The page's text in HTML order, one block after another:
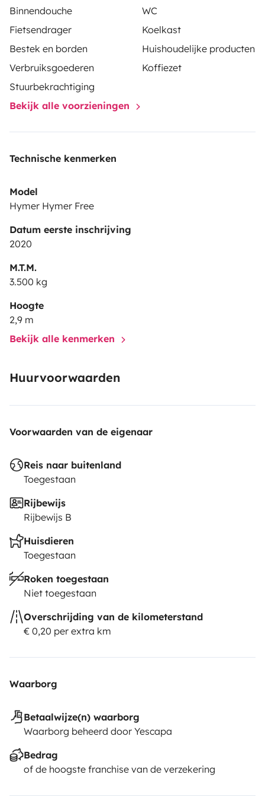
Binnendouche
WC
Fietsendrager
Koelkast
Bestek en borden
Huishoudelijke producten
Verbruiksgoederen
Koffiezet
Stuurbekrachtiging
Bekijk alle voorzieningen
Technische kenmerken
Model
Hymer Hymer Free
Datum eerste inschrijving
2020
M.T.M.
3.500 kg
Hoogte
2,9 m
Bekijk alle kenmerken
Huurvoorwaarden
Voorwaarden van de eigenaar
Reis naar buitenland
Toegestaan
Rijbewijs
Rijbewijs B
Huisdieren
Toegestaan
Roken toegestaan
Niet toegestaan
Overschrijding van de kilometerstand
€ 0,20 per extra km
Waarborg
Betaalwijze(n) waarborg
Waarborg beheerd door Yescapa
Bedrag
of de hoogste franchise van de verzekering